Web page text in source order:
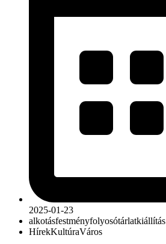
2025-01-23
alkotásfestményfolyosótárlatkiállítás
HírekKultúraVáros